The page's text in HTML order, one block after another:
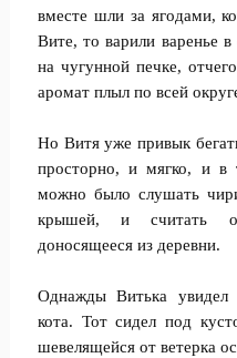
вместе шли за ягодами,
Вите, то варили варенье
на чугунной печке,
аромат плыл по всей
Но Витя уже привык
просторно, и мягко, и в
можно было слушать
крышей, и считать
доносящееся из деревни.
Однажды Витька увидел
кота. Тот сидел под
шевелящейся от ветерка